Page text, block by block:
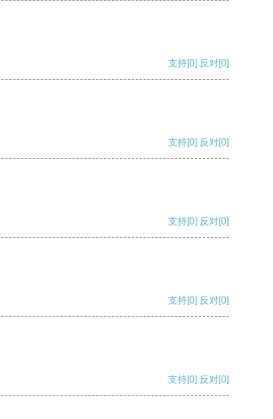
支持[0] 反对[0]
支持[0] 反对[0]
支持[0] 反对[0]
支持[0] 反对[0]
支持[0] 反对[0]